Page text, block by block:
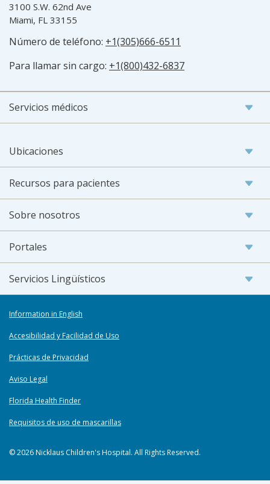
3100 S.W. 62nd Ave
Miami, FL 33155
Número de teléfono: +1(305)666-6511
Para llamar sin cargo: +1(800)432-6837
Servicios médicos
Ubicaciones
Recursos para pacientes
Sobre nosotros
Portales
Servicios Lingüísticos
Information in English
Accesibilidad y Facilidad de Uso
Prácticas de Privacidad
Aviso Legal
Florida Health Finder
Requisitos de uso de mascarillas
© 2026 Nicklaus Children's Hospital. All Rights Reserved.